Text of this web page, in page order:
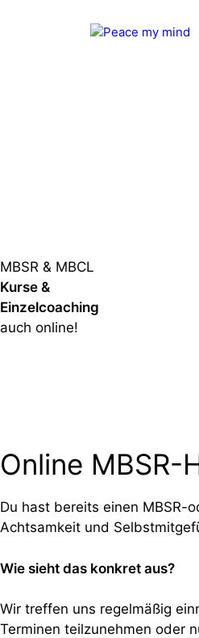
MBSR & MBCL
Kurse &
Einzelcoaching
auch online!
Online MBSR-
Du hast bereits einen MBSR-
Achtsamkeit und
Wie sieht das konkret aus?
Wir treffen uns regelmäßig
Terminen teilzunehmen oder